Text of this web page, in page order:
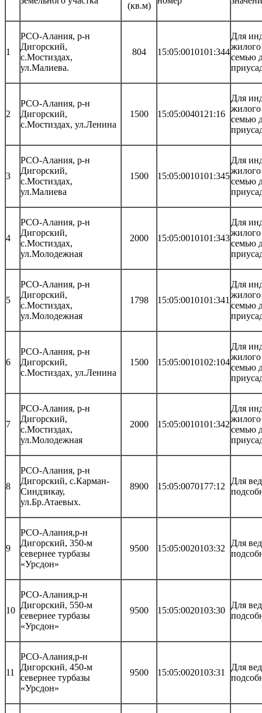
(кв.м)
1
РСО-Алания, р-н
Дигорский,
с.Мостиздах,
ул.Малиева.
804 15:05:0010101:344
Для
семью
2
РСО-Алания, р-н
Дигорский,
с.Мостиздах, ул.Ленина
1500 15:05:0040121:16
Для
семью
3
РСО-Алания, р-н
Дигорский,
с.Мостиздах,
ул.Малиева
1500 15:05:0010101:345
Для
семью
4
РСО-Алания, р-н
Дигорский,
с.Мостиздах,
ул.Молодежная
2000 15:05:0010101:343
Для
семью
5
РСО-Алания, р-н
Дигорский,
с.Мостиздах,
ул.Молодежная
1798 15:05:0010101:341
Для
семью
6
РСО-Алания, р-н
Дигорский,
с.Мостиздах, ул.Ленина
1500 15:05:0010102:104
Для
семью
7
РСО-Алания, р-н
Дигорский,
с.Мостиздах,
ул.Молодежная
2000 15:05:0010101:342
Для
семью
8
РСО-Алания, р-н
Дигорский, с.Карман-
Синдзикау,
ул.Бр.Атаевых.
8900 15:05:0070177:12
Для
9
РСО-Алания,р-н
Дигорский, 350-м
севернее турбазы
«Урсдон»
9500 15:05:0020103:32
Для
10
РСО-Алания,р-н
Дигорский, 550-м
севернее турбазы
«Урсдон»
9500 15:05:0020103:30
Для
11
РСО-Алания,р-н
Дигорский, 450-м
севернее турбазы
«Урсдон»
9500 15:05:0020103:31
Для